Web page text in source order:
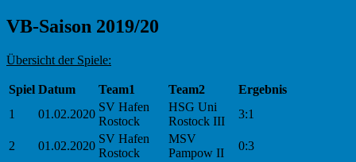
VB-Saison 2019/20
Übersicht der Spiele:
Spiel Datum Team1 Team2
Ergebnis
1
01.02.2020
SV Hafen
Rostock
HSG Uni
Rostock III
3:1
2 01.02.2020
SV Hafen
Rostock
MSV
Pampow II
0:3